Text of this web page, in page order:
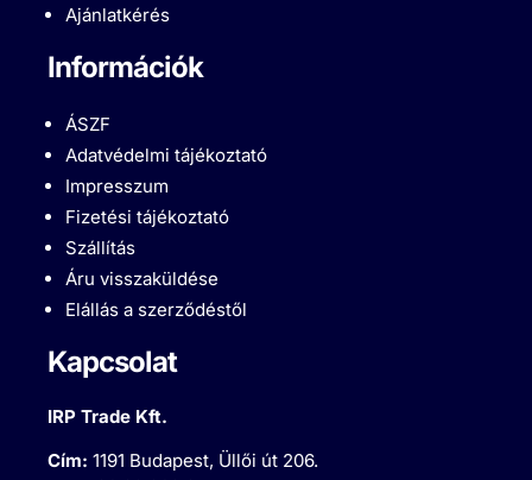
Ajánlatkérés
Információk
ÁSZF
Adatvédelmi tájékoztató
Impresszum
Fizetési tájékoztató
Szállítás
Áru visszaküldése
Elállás a szerződéstől
Kapcsolat
IRP Trade Kft.
Cím:1191 Budapest, Üllői út 206.